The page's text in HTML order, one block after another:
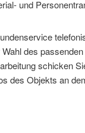
und
des
schicken
des Objekts an